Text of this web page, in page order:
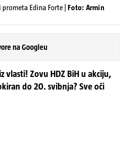
Edina Forte | Foto: Armin
na Googleu
vlasti! Zovu HDZ BiH u akciju,
do 20. svibnja? Sve oči